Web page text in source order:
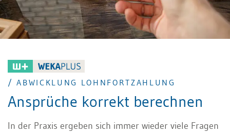
/ ABWICKLUNG LOHNFORTZAHLUNG
Ansprüche korrekt berechnen
In der Praxis ergeben sich immer wieder viele Fragen